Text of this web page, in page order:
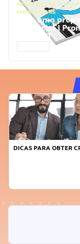
NEGÓCIOS,
EMPRESARIAIS
Faça uma
comercial |
ChatGPT
DICAS PARA OBTER